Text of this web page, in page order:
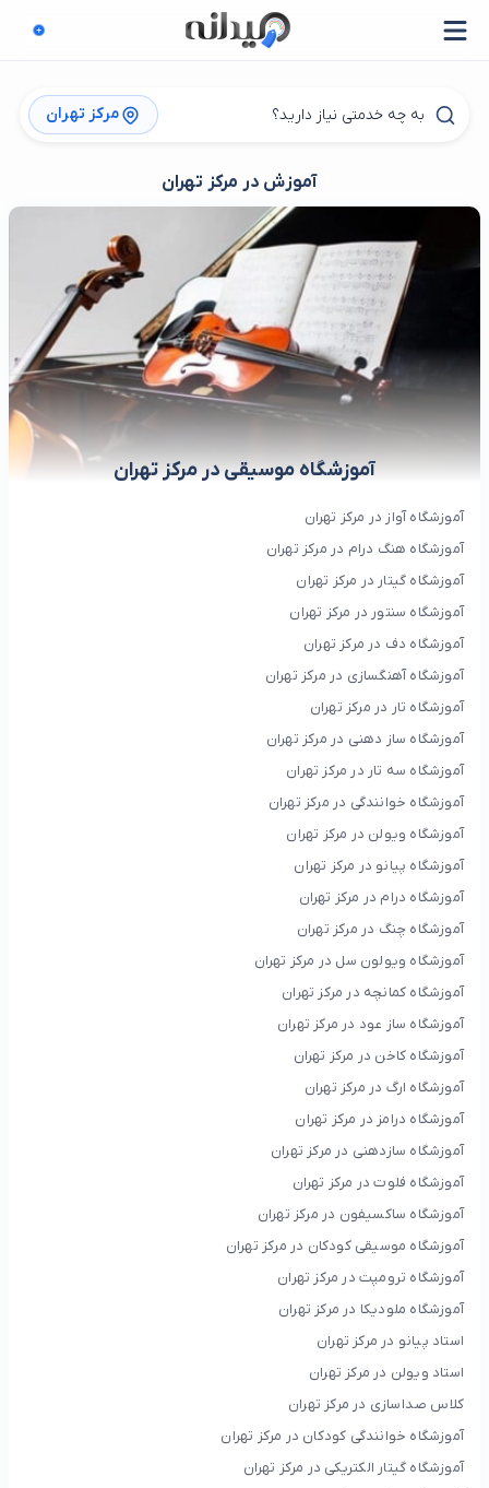
مرکز تهران
آموزش در مرکز تهران
آموزشگاه موسیقی در مرکز تهران
آموزشگاه آواز در مرکز تهران
آموزشگاه هنگ درام در مرکز تهران
آموزشگاه گیتار در مرکز تهران
آموزشگاه سنتور در مرکز تهران
آموزشگاه دف در مرکز تهران
آموزشگاه آهنگسازی در مرکز تهران
آموزشگاه تار در مرکز تهران
آموزشگاه ساز دهنی در مرکز تهران
آموزشگاه سه تار در مرکز تهران
آموزشگاه خوانندگی در مرکز تهران
آموزشگاه ویولن در مرکز تهران
آموزشگاه پیانو در مرکز تهران
آموزشگاه درام در مرکز تهران
آموزشگاه چنگ در مرکز تهران
آموزشگاه ویولون سل در مرکز تهران
آموزشگاه کمانچه در مرکز تهران
آموزشگاه ساز عود در مرکز تهران
آموزشگاه کاخن در مرکز تهران
آموزشگاه ارگ در مرکز تهران
آموزشگاه درامز در مرکز تهران
آموزشگاه سازدهنی در مرکز تهران
آموزشگاه فلوت در مرکز تهران
آموزشگاه ساکسیفون در مرکز تهران
آموزشگاه موسیقی کودکان در مرکز تهران
آموزشگاه ترومپت در مرکز تهران
آموزشگاه ملودیکا در مرکز تهران
استاد پیانو در مرکز تهران
استاد ویولن در مرکز تهران
کلاس صداسازی در مرکز تهران
آموزشگاه خوانندگی کودکان در مرکز تهران
آموزشگاه گیتار الکتریکی در مرکز تهران